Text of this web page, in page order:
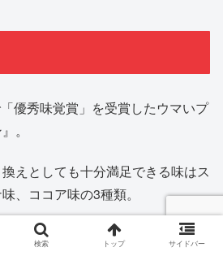
優秀味覚賞」を受賞したウマいプ
。
えとしても十分満足できる味はス
、ココア味の3種類。
さんでも抵抗なく味わえるウマテ
検索 トップ サイドバー